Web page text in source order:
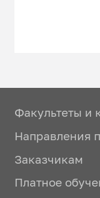
Факультеты и
Направления
Заказчикам
Платное